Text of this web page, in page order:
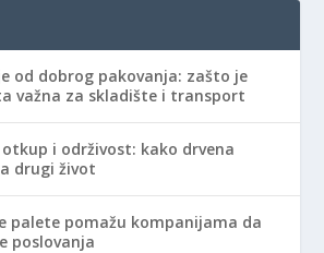
od dobrog pakovanja: zašto je
važna za skladište i transport
i održivost: kako drvena
drugi život
palete pomažu kompanijama da
poslovanja